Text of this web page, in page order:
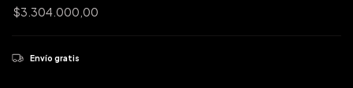
$3.304.000,00
Envío gratis